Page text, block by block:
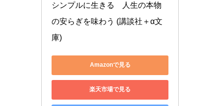
シンプルに生きる　人生の本物
の安らぎを味わう (講談社＋α文
庫)
Amazonで見る
楽天市場で見る